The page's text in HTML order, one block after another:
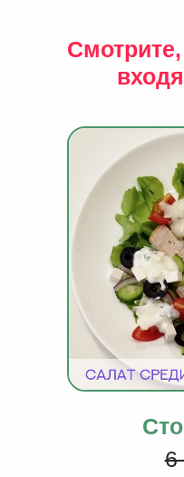
КУПИТЬ
КУПИТЬ
6